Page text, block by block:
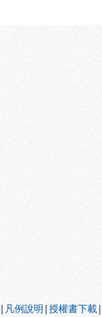
| 凡例說明|授權書下載|